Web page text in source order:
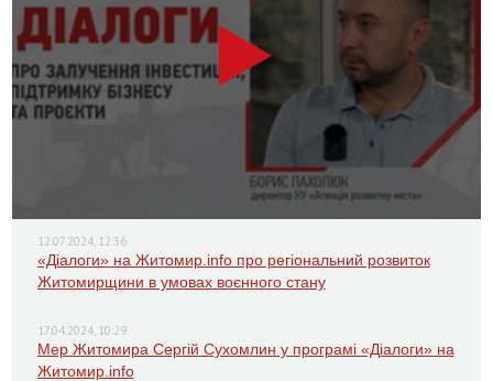
12.07.2024, 12:36
«Діалоги» на Житомир.info про регіональний розвиток
Житомирщини в умовах воєнного стану
17.04.2024, 10:29
Мер Житомира Сергій Сухомлин у програмі «Діалоги» на
Житомир.info